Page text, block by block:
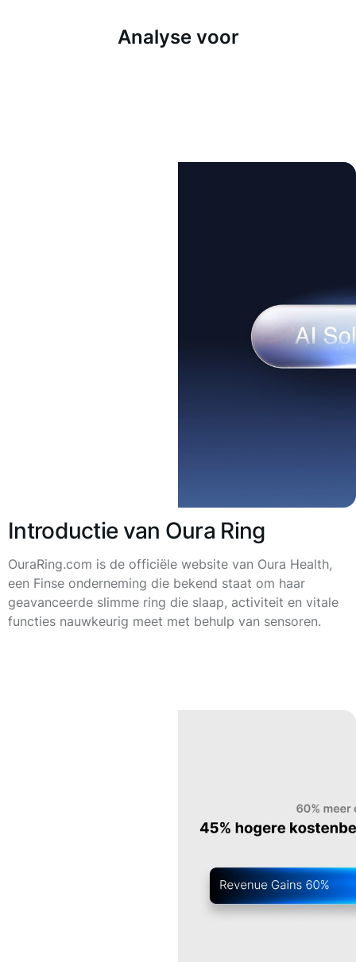
Analyse voor
Introductie van Oura Ring
OuraRing.com is de officiële website van Oura Health,
een Finse onderneming die bekend staat om haar
geavanceerde slimme ring die slaap, activiteit en vitale
functies nauwkeurig meet met behulp van sensoren.